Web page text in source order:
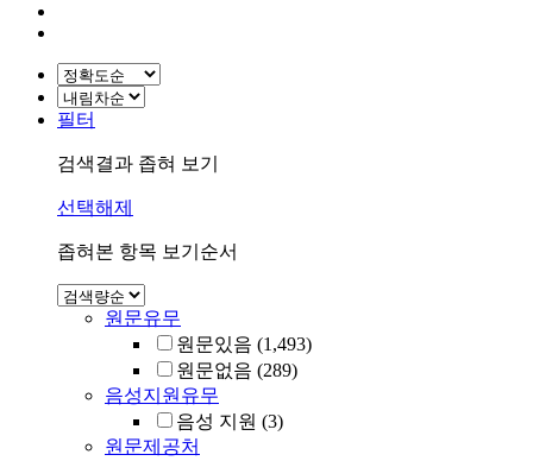
필터
검색결과 좁혀 보기
선택해제
좁혀본 항목 보기순서
원문유무
원문있음 (1,493)
원문없음 (289)
음성지원유무
음성 지원 (3)
원문제공처